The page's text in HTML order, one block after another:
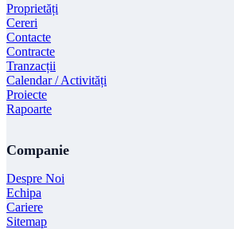
Proprietăți
Cereri
Contacte
Contracte
Tranzacții
Calendar / Activități
Proiecte
Rapoarte
Companie
Despre Noi
Echipa
Cariere
Sitemap